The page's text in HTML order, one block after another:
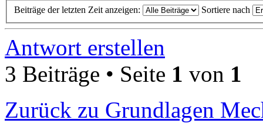
Beiträge der letzten Zeit anzeigen: Sortiere nach
Antwort erstellen
3 Beiträge • Seite 1 von 1
Zurück zu Grundlagen